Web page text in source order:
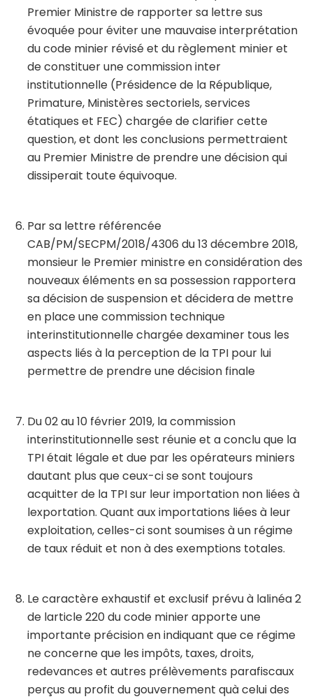
Premier Ministre de rapporter sa lettre sus
évoquée pour éviter une mauvaise interprétation
du code minier révisé et du règlement minier et
de constituer une commission inter
institutionnelle (Présidence de la République,
Primature, Ministères sectoriels, services
étatiques et FEC) chargée de clarifier cette
question, et dont les conclusions permettraient
au Premier Ministre de prendre une décision qui
dissiperait toute équivoque.
Par sa lettre référencée
CAB/PM/SECPM/2018/4306 du 13 décembre 2018,
monsieur le Premier ministre en considération des
nouveaux éléments en sa possession rapportera
sa décision de suspension et décidera de mettre
en place une commission technique
interinstitutionnelle chargée dexaminer tous les
aspects liés à la perception de la TPI pour lui
permettre de prendre une décision finale
Du 02 au 10 février 2019, la commission
interinstitutionnelle sest réunie et a conclu que la
TPI était légale et due par les opérateurs miniers
dautant plus que ceux-ci se sont toujours
acquitter de la TPI sur leur importation non liées à
lexportation. Quant aux importations liées à leur
exploitation, celles-ci sont soumises à un régime
de taux réduit et non à des exemptions totales.
Le caractère exhaustif et exclusif prévu à lalinéa 2
de larticle 220 du code minier apporte une
importante précision en indiquant que ce régime
ne concerne que les impôts, taxes, droits,
redevances et autres prélèvements parafiscaux
perçus au profit du gouvernement quà celui des